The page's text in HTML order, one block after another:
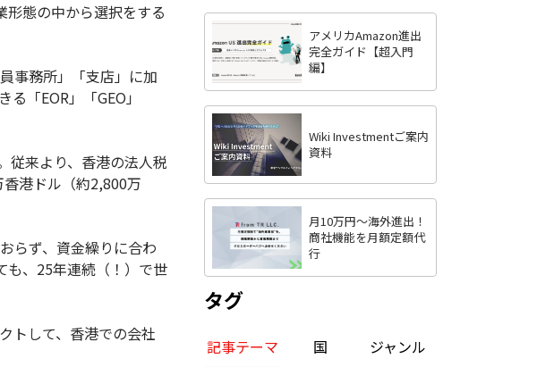
態の中から選択をする
事務所」「支店」に加
「EOR」「GEO」
従来より、香港の法人税
港ドル（約2,800万
らず、資金繰りに合わ
、25年連続（！）で世
トして、香港での会社
アメリカAmazon進出
完全ガイド【超入門
編】
Wiki Investmentご案内
資料
月10万円〜海外進出！
商社機能を月額定額代
行
タグ
記事テーマ 国 ジャンル